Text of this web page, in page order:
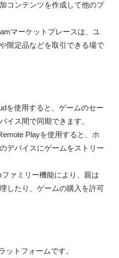
コンテンツを作成して他のプ
マーケットプレースは、ユ
限定品などを取引できる場で
を使用すると、ゲームのセー
イス間で同期できます。
Playを使用すると、ホ
デバイスにゲームをストリー
ァミリー機能により、親は
したり、ゲームの購入を許可
ットフォームです。